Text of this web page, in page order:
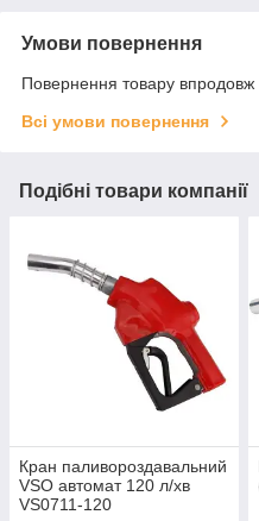
Умови повернення
Повернення товару впродовж
Всі умови повернення
Подібні товари компанії
Кран паливороздавальний
VSO автомат 120 л/хв
VS0711-120